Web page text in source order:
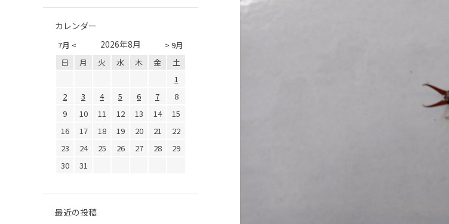
カレンダー
7月 < > 9月
2026年8月
日 月 火 水 木 金
土
1
2
3 4 5 6 7
8
9
10 11 12 13 14
15
16
17 18 19 20 21
22
23
24 25 26 27 28
29
30
31
最近の投稿